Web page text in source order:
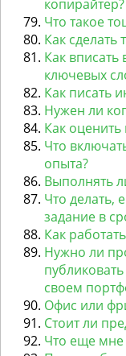
копирайтер?
Что такое
Как сделать
Как вписать
ключевых
Как писать
Нужен ли
Как оценить
Что
опыта?
Выполнять
Что делать,
задание в
Как
Нужно ли
своем
Офис или
Стоит ли
Что еще мне